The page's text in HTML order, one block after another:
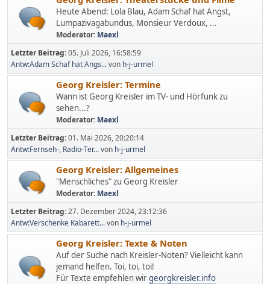
Heute Abend: Lola Blau, Adam Schaf hat Angst,
Lumpazivagabundus, Monsieur Verdoux, ...
Moderator: Maexl
Letzter Beitrag:05. Juli 2026, 16:58:59
Antw:Adam Schaf hat Angs...von h-j-urmel
Georg Kreisler: Termine
Wann ist Georg Kreisler im TV- und Hörfunk zu
sehen...?
Moderator: Maexl
Letzter Beitrag:01. Mai 2026, 20:20:14
Antw:Fernseh-, Radio-Ter...von h-j-urmel
Georg Kreisler: Allgemeines
"Menschliches" zu Georg Kreisler
Moderator: Maexl
Letzter Beitrag:27. Dezember 2024, 23:12:36
Antw:Verschenke Kabarett...von h-j-urmel
Georg Kreisler: Texte & Noten
Auf der Suche nach Kreisler-Noten? Vielleicht kann
jemand helfen. Toi, toi, toi!
Für Texte empfehlen wirgeorgkreisler.info